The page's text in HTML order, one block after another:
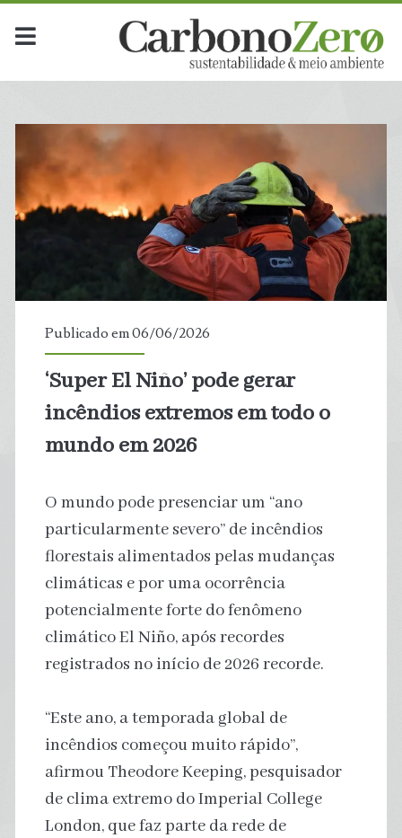
Publicado em 06/06/2026
‘Super El Niño’ pode gerar
incêndios extremos em todo o
mundo em 2026
O mundo pode presenciar um “ano
particularmente severo” de incêndios
florestais alimentados pelas mudanças
climáticas e por uma ocorrência
potencialmente forte do fenômeno
climático El Niño, após recordes
registrados no início de 2026 recorde.
“Este ano, a temporada global de
incêndios começou muito rápido”,
afirmou Theodore Keeping, pesquisador
de clima extremo do Imperial College
London, que faz parte da rede de